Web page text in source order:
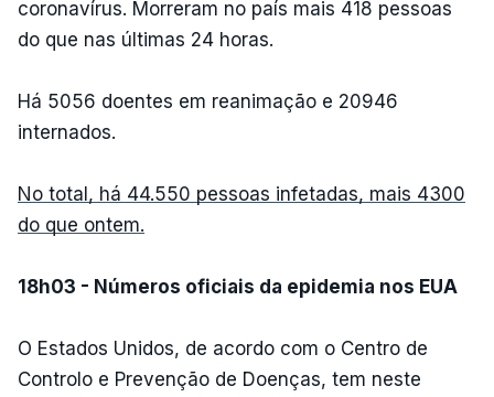
coronavírus. Morreram no país mais 418 pessoas
do que nas últimas 24 horas.
Há 5056 doentes em reanimação e 20946
internados.
No total, há 44.550 pessoas infetadas, mais 4300
do que ontem.
18h03 - Números oficiais da epidemia nos EUA
O Estados Unidos, de acordo com o Centro de
Controlo e Prevenção de Doenças, tem neste